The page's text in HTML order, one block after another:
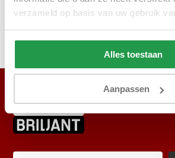
verzameld op basis van uw gebruik
Alles toestaan
Aanpassen
Reviews